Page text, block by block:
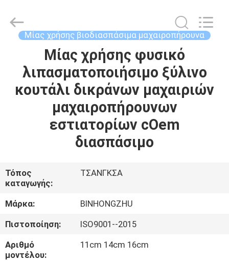
ΠΡΟΪΌΝΤΑ
ΠΕΡΊΠΟΥ
ΓΎΡΟΣ
ΕΡΓΟΣΤΑΣΊΩΝ
ΠΟΙΟΤΙΚΌΣ
ΈΛΕΓΧΟΣ
and
Export
Μίας χρήσης βιοδιασπάσιμα μαχαιροπήρουνα
Μίας χρήσης φυσικό
λιπασματοποιήσιμο ξύλινο
κουτάλι δικράνων μαχαιριών
μαχαιροπήρουνων
εστιατορίων cOem
διασπάσιμο
Τόπος
καταγωγής:
ΤΣΑΝΓΚΣΑ
Μάρκα:
BINHONGZHU
Πιστοποίηση:
ISO9001--2015
Αριθμό
μοντέλου:
11cm 14cm 16cm